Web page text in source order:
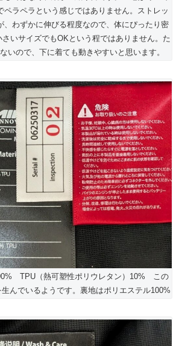
ペラペラという感じではありません。ストレッ
、わずかに伸びる程度なので、体にぴったり密
いサイズでもOKという程ではありません。た
いので、下に着ても動きやすいと思います。
TPU（熱可塑性ポリウレタン）10% この
んでいるようです。裏地はポリエステル100%